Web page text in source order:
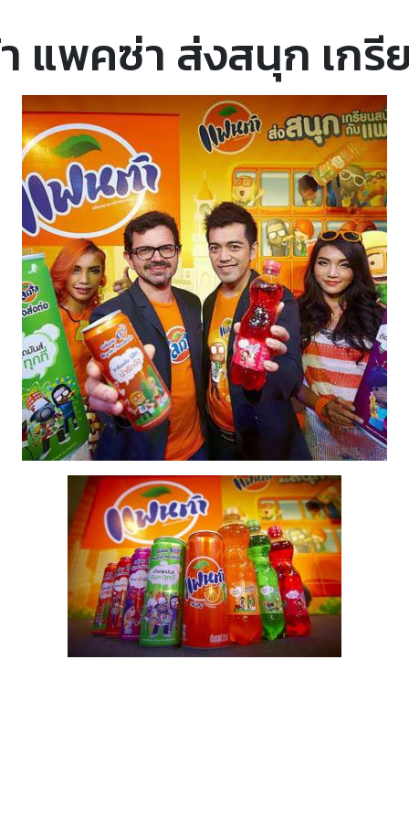
แพคซ่า ส่งสนุก เกรี